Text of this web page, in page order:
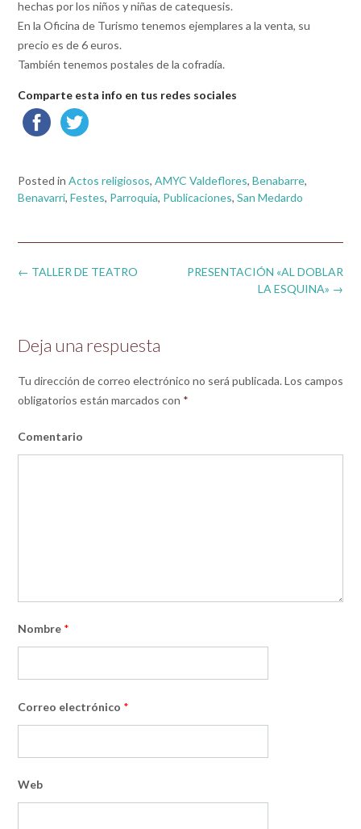
hechas por los niños y niñas de catequesis.
En la Oficina de Turismo tenemos ejemplares a la venta, su
precio es de 6 euros.
También tenemos postales de la cofradía.
Comparte esta info en tus redes sociales
Posted in Actos religiosos, AMYC Valdeflores, Benabarre,
Benavarri, Festes, Parroquia, Publicaciones, San Medardo
Post
PRESENTACIÓN «AL DOBLAR
LA ESQUINA» →
← TALLER DE TEATRO
Deja una respuesta
Tu dirección de correo electrónico no será publicada. Los campos
obligatorios están marcados con *
Comentario
Nombre *
Correo electrónico *
Web